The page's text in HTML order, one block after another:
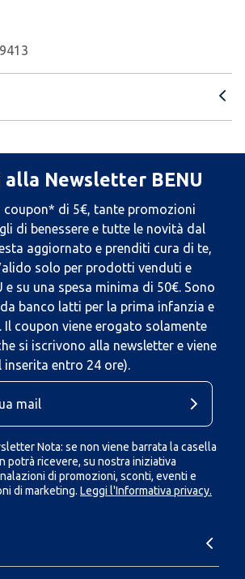
Newsletter BENU
coupon* di 5€, tante promozioni
di benessere e tutte le novità dal
aggiornato e prenditi cura di te,
solo per prodotti venduti e
e su una spesa minima di 50€. Sono
banco latti per la prima infanzia e
Il coupon viene erogato solamente
si iscrivono alla newsletter e viene
entro 24 ore).
Nota: se non viene barrata la casella
potrà ricevere, su nostra iniziativa
di promozioni, sconti, eventi e
di marketing. Leggi l'Informativa privacy.